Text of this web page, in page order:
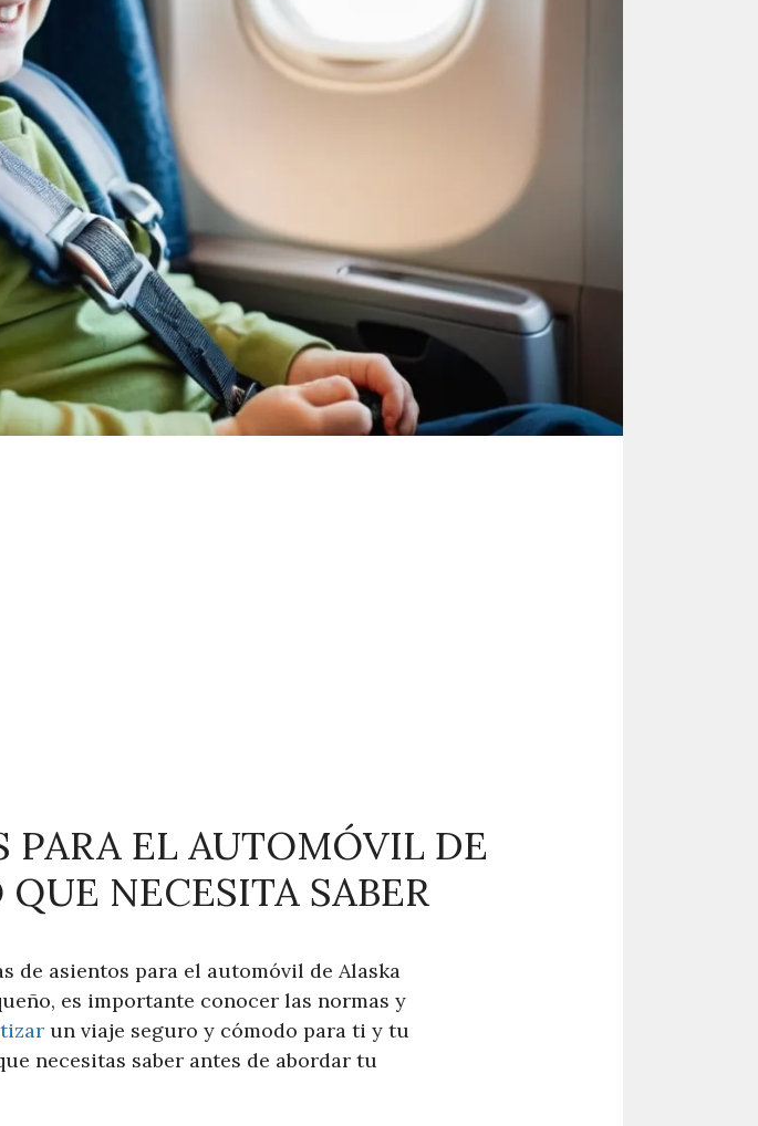
PARA EL AUTOMÓVIL DE
NECESITA SABER
de asientos para el automóvil de Alaska
es importante conocer las normas y
un viaje seguro y cómodo para ti y tu
necesitas saber antes de abordar tu